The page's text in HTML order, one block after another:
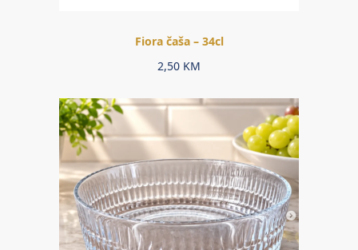
Fiora čaša – 34cl
2,50 KM